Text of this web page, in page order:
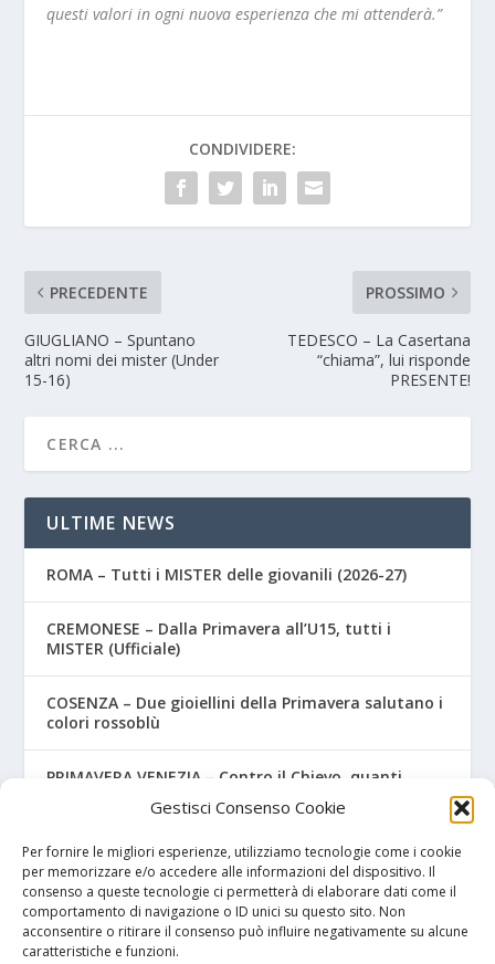
Gestisci Consenso Cookie
Per fornire le migliori esperienze, utilizziamo tecnologie come i cookie
per memorizzare e/o accedere alle informazioni del dispositivo. Il
consenso a queste tecnologie ci permetterà di elaborare dati come il
comportamento di navigazione o ID unici su questo sito. Non
acconsentire o ritirare il consenso può influire negativamente su alcune
caratteristiche e funzioni.
questi valori in ogni nuova esperienza che mi attenderà.”
CONDIVIDERE:
PRECEDENTE
GIUGLIANO – Spuntano
altri nomi dei mister (Under
15-16)
PROSSIMO
TEDESCO – La Casertana
“chiama”, lui risponde
PRESENTE!
ULTIME NEWS
ROMA – Tutti i MISTER delle giovanili (2026-27)
CREMONESE – Dalla Primavera all’U15, tutti i
MISTER (Ufficiale)
COSENZA – Due gioiellini della Primavera salutano i
colori rossoblù
PRIMAVERA VENEZIA – Contro il Chievo, quanti
OSTIAMARE – Primavera, ufficiale il nome del
mister!